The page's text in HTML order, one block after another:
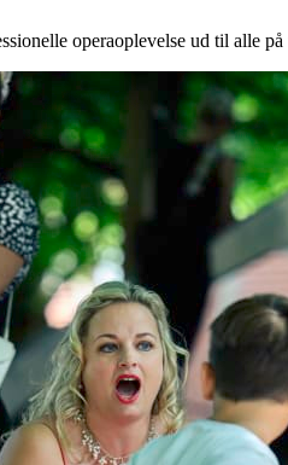
operaoplevelse ud til alle